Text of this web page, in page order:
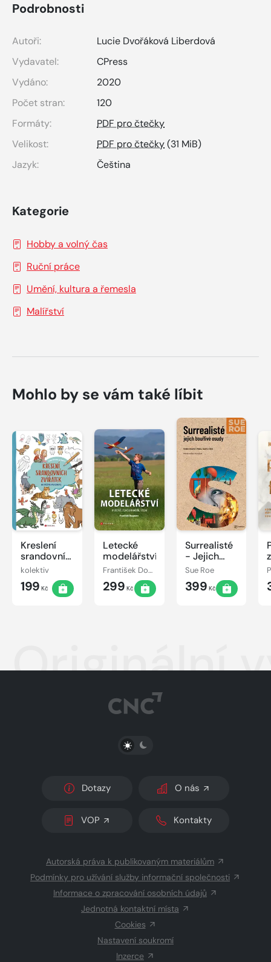
Podrobnosti
Autoři:
Lucie Dvořáková Liberdová
Vydavatel:
CPress
Vydáno:
2020
Počet stran:
120
Formáty:
PDF pro čtečky
Velikost:
PDF pro čtečky(31 MiB)
Jazyk:
Čeština
Kategorie
Hobby a volný čas
Ruční práce
Umění, kultura a řemesla
Malířství
Mohlo by se vám také líbit
Kreslení
srandovních
zvířátek
kolektiv
199 Kč
Letecké
modelářství
František Doupovec
299 Kč
Surrealisté
- Jejich
bouřlivé
Sue Roe
399 Kč
Originální
PŘEPNOUT SVĚTLÝ/TMAVÝ REŽIM
Dotazy O nás
VOP Kontakty
Autorská práva k publikovaným materiálům
Podmínky pro užívání služby informační společnosti
Informace o zpracování osobních údajů
Jednotná kontaktní místa
Cookies
Nastavení soukromí
Inzerce